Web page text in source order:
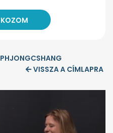
PHJONGCSHANG
VISSZA A CÍMLAPRA